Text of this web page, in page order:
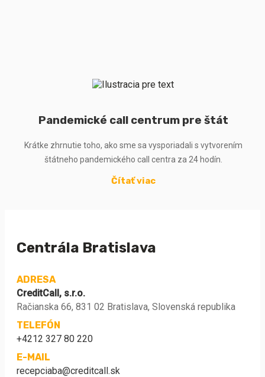
Pandemické call centrum pre štát
Krátke zhrnutie toho, ako sme sa vysporiadali s vytvorením
štátneho pandemického call centra za 24 hodín.
Čítať viac
Centrála Bratislava
ADRESA
CreditCall, s.r.o.
Račianska 66, 831 02 Bratislava, Slovenská republika
TELEFÓN
+4212 327 80 220
E-MAIL
recepciaba@creditcall.sk